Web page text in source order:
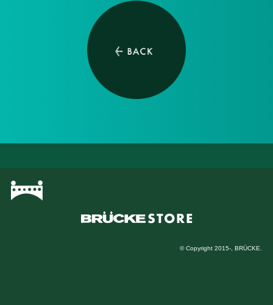
© Copyright 2015-, BRÜCKE.